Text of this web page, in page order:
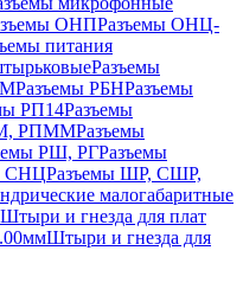
ОНПРазъемы ОНЦ-
питания
Разъемы
Разъемы РБНРазъемы
РП14Разъемы
РПММРазъемы
РШ, РГРазъемы
СНЦРазъемы ШР, СШР,
малогабаритные
Штыри и гнезда для плат
Штыри и гнезда для